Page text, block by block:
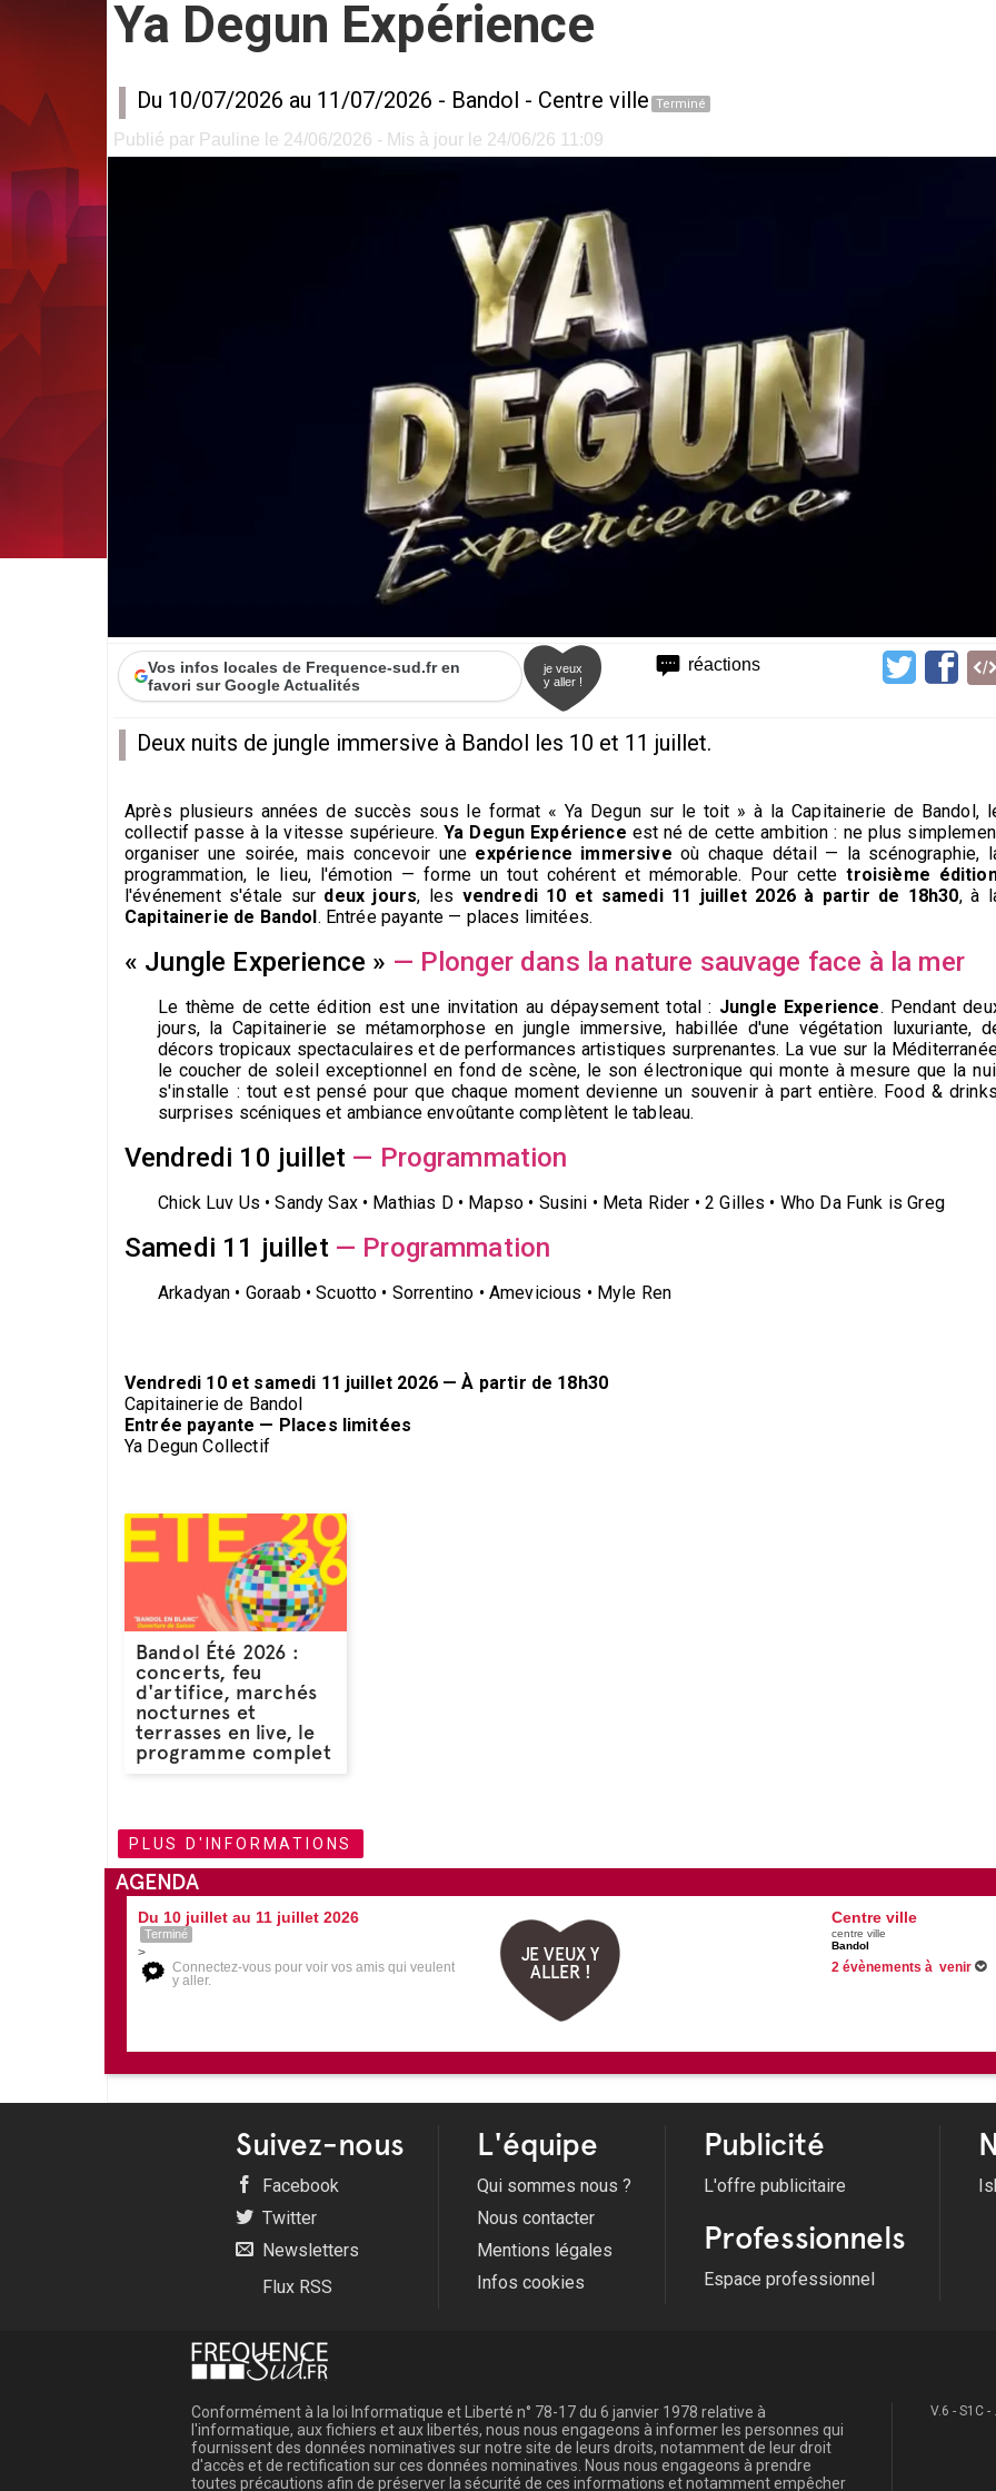
Ya Degun Expérience
Du 10/07/2026 au 11/07/2026 - Bandol - Centre ville Terminé
Publié par Pauline le 24/06/2026 - Mis à jour le 24/06/26 11:09
réactions
Vos infos locales de Frequence-sud.fr en
favori sur Google Actualités
je veux
y aller !
Deux nuits de jungle immersive à Bandol les 10 et 11 juillet.
Après plusieurs années de succès sous le format « Ya Degun sur le toit » à la Capitainerie de Bandol,
collectif passe à la vitesse supérieure.Ya Degun Expérience est né de cette ambition : ne plus
organiser une soirée, mais concevoir une expérience immersive où chaque détail — la scénographie,
programmation, le lieu, l'émotion — forme un tout cohérent et mémorable. Pour cettetroisième
l'événement s'étale sur deux jours, les vendredi 10 et samedi 11 juillet 2026 à partir de 18h30, à
Capitainerie de Bandol. Entrée payante — places limitées.
« Jungle Experience » — Plonger dans la nature sauvage face à la mer
Le thème de cette édition est une invitation au dépaysement total : Jungle Experience. Pendant
jours, la Capitainerie se métamorphose en jungle immersive, habillée d'une végétation luxuriante,
décors tropicaux spectaculaires et de performances artistiques surprenantes. La vue sur la
le coucher de soleil exceptionnel en fond de scène, le son électronique qui monte à mesure que la
s'installe : tout est pensé pour que chaque moment devienne un souvenir à part entière. Food &
surprises scéniques et ambiance envoûtante complètent le tableau.
Vendredi 10 juillet — Programmation
Chick Luv Us • Sandy Sax • Mathias D • Mapso • Susini • Meta Rider • 2 Gilles • Who Da Funk is Greg
Samedi 11 juillet — Programmation
Arkadyan • Goraab • Scuotto • Sorrentino • Amevicious • Myle Ren
Vendredi 10 et samedi 11 juillet 2026 — À partir de 18h30
Capitainerie de Bandol
Entrée payante — Places limitées
Ya Degun Collectif
Bandol Été 2026 :
concerts, feu
d'artifice, marchés
nocturnes et
terrasses en live, le
programme complet
PLUS D'INFORMATIONS
AGENDA
Du 10 juillet au 11 juillet 2026
Terminé
>
Connectez-vous pour voir vos amis qui veulent
y aller.
JE VEUX Y
ALLER !
Centre ville
centre ville
Bandol
2 évènements à venir
Suivez-nous
Facebook
Twitter
Newsletters
Flux RSS
L'équipe
Qui sommes nous ?
Nous contacter
Mentions légales
Infos cookies
Publicité
L'offre publicitaire
Professionnels
Espace professionnel
Conformément à la loi Informatique et Liberté n° 78-17 du 6 janvier 1978 relative à
l'informatique, aux fichiers et aux libertés, nous nous engageons à informer les personnes qui
fournissent des données nominatives sur notre site de leurs droits, notamment de leur droit
d'accès et de rectification sur ces données nominatives. Nous nous engageons à prendre
toutes précautions afin de préserver la sécurité de ces informations et notamment empêcher
V.6 - S1C